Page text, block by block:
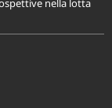
nella lotta